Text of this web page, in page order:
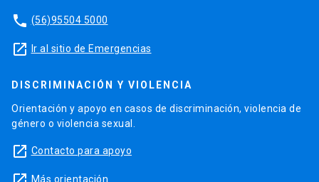
phone (56)95504 5000
launch Ir al sitio de Emergencias
DISCRIMINACIÓN Y VIOLENCIA
Orientación y apoyo en casos de discriminación, violencia de
género o violencia sexual.
launch Contacto para apoyo
Más orientación